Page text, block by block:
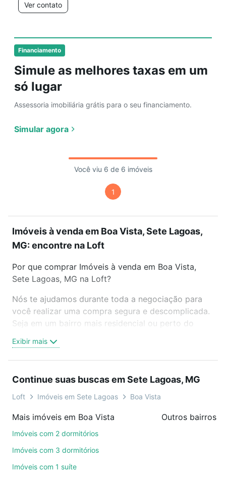
Financiamento
Simule as melhores taxas em um
só lugar
Assessoria imobiliária grátis para o seu financiamento.
Simular agora
Ver contato
Você viu 6 de 6 imóveis
1
Imóveis à venda em Boa Vista, Sete Lagoas,
MG: encontre na Loft
Por que comprar Imóveis à venda em Boa Vista,
Sete Lagoas, MG na Loft?
Nós te ajudamos durante toda a negociação para
você realizar uma compra segura e descomplicada.
Seja em um bairro mais residencial ou perto do
oferta ideal de Imóveis à venda em Boa Vista, Sete
Lagoas, MG para conquistar seu sonho. Agende uma
compromisso e você ainda conta com mais de 46
mil corretores e imobiliárias te ajudando na compra,
Como escolher um imóvel?
Use barra de busca no topo para pesquisar por
também pode usar os filtros como quantidade de
Exibir mais
Continue suas buscas em Sete Lagoas, MG
Loft Imóveis em Sete Lagoas Boa Vista
Mais imóveis em Boa Vista
Imóveis com 2 dormitórios
Imóveis com 3 dormitórios
Imóveis com 1 suíte